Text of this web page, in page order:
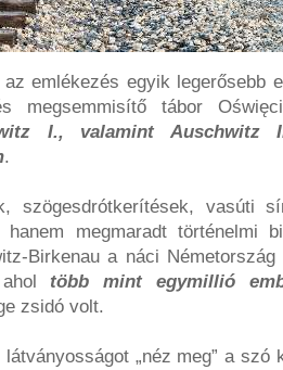
az emlékezés egyik legerősebb
megsemmisítő tábor
I., valamint Auschwitz
.
szögesdrótkerítések, vasúti
megmaradt történelmi
Birkenau a náci Németország
több mint egymillió
zsidó volt.
„néz meg” a szó